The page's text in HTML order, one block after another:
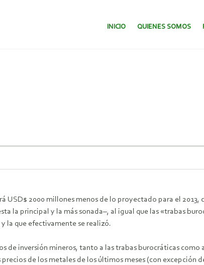
SALTAR AL CONTENIDO.
INICIO QUIENES SOMOS
USD$ 2000 millones menos de lo proyectado para el 2013,
la principal y la más sonada–, al igual que las «trabas
la que efectivamente se realizó.
de inversión mineros, tanto a las trabas burocráticas
precios de los metales de los últimos meses (con